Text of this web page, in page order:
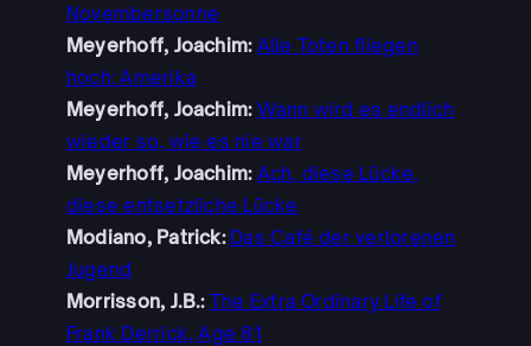
Novembersonne
Meyerhoff, Joachim: Alle Toten fliegen
hoch: Amerika
Meyerhoff, Joachim: Wann wird es endlich
wieder so, wie es nie war
Meyerhoff, Joachim: Ach, diese Lücke,
diese entsetzliche Lücke
Modiano, Patrick: Das Café der verlorenen
Jugend
Morrisson, J.B.: The Extra Ordinary Life of
Frank Derrick, Age 81